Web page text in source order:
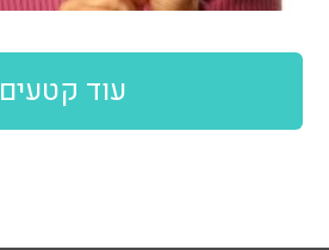
עוד קטעים